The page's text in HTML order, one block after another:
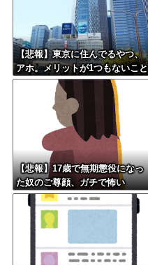
【悲報】東京に住んでるやつ、
アホ。メリットが1つもないこと
が判明
【悲報】17歳で無期懲役になっ
た奴のご尊顔、ガチで怖い